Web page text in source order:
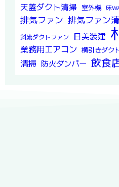
天蓋ダクト清掃 室外機 床
排気ファン 排気ファン
斜流ダクトファン 日美装建
業務用エアコン 横引きダク
清掃 防火ダンパー 飲食